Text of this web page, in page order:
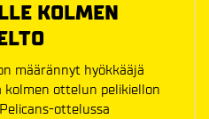
KOLMEN
määrännyt hyökkääjä
kolmen ottelun pelikiellon
ottelussa